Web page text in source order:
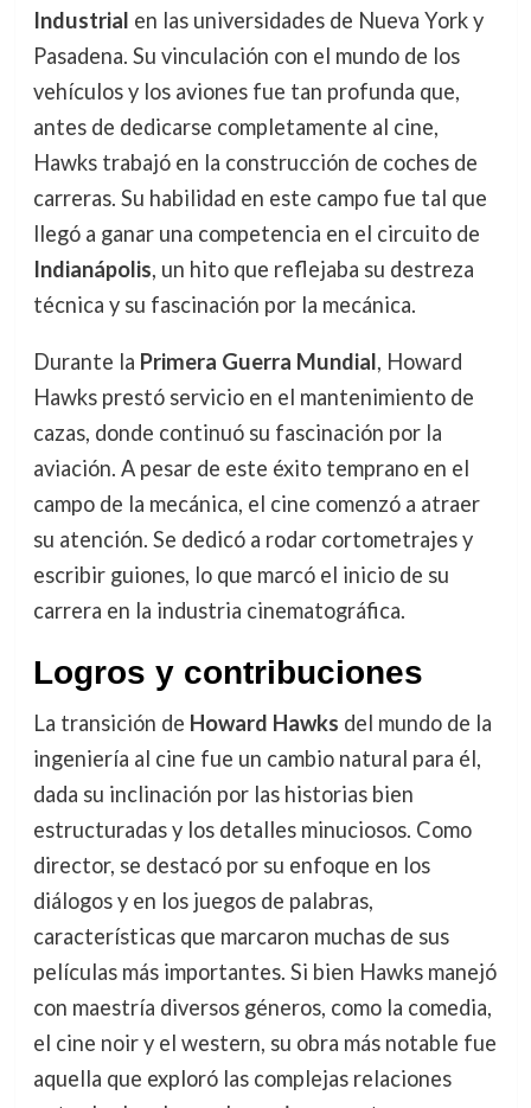
Industrial en las universidades de Nueva York y
Pasadena. Su vinculación con el mundo de los
vehículos y los aviones fue tan profunda que,
antes de dedicarse completamente al cine,
Hawks trabajó en la construcción de coches de
carreras. Su habilidad en este campo fue tal que
llegó a ganar una competencia en el circuito de
Indianápolis, un hito que reflejaba su destreza
técnica y su fascinación por la mecánica.
Durante la Primera Guerra Mundial, Howard
Hawks prestó servicio en el mantenimiento de
cazas, donde continuó su fascinación por la
aviación. A pesar de este éxito temprano en el
campo de la mecánica, el cine comenzó a atraer
su atención. Se dedicó a rodar cortometrajes y
escribir guiones, lo que marcó el inicio de su
carrera en la industria cinematográfica.
Logros y contribuciones
La transición de Howard Hawks del mundo de la
ingeniería al cine fue un cambio natural para él,
dada su inclinación por las historias bien
estructuradas y los detalles minuciosos. Como
director, se destacó por su enfoque en los
diálogos y en los juegos de palabras,
características que marcaron muchas de sus
películas más importantes. Si bien Hawks manejó
con maestría diversos géneros, como la comedia,
el cine noir y el western, su obra más notable fue
aquella que exploró las complejas relaciones